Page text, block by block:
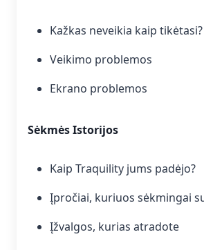
Kažkas neveikia kaip tikėtasi?
Veikimo problemos
Ekrano problemos
Sėkmės Istorijos
Kaip Traquility jums padėjo?
Įpročiai, kuriuos sėkmingai
Įžvalgos, kurias atradote